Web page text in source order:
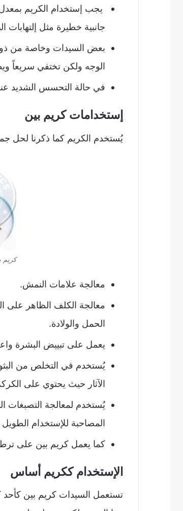
يجب إستخدام الكريم
جانبية خطيرة مثل إلتهابات
بعض السيدات وخاصة من
الوجه ولكن تختفي سريعاً
في حالة التحسس الشديد
إستخدامات كريم بين
يُستخدم الكريم كما ذكرنا لحل
كريم
معالجة علامات النمش.
معالجة الكلف الظاهر على
الحمل والولادة.
يعمل على تبييض البشرة
يُستخدم في التخلص من
الآثار حيث يحتوي على
يُستخدم لمعالجة التصبغات
المصاحبة للإستخدام
كما يعمل كريم بين على
الإستخدام ككريم أساس
تستعمل السيدات كريم بين كأحد